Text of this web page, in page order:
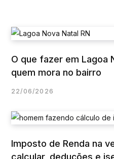
O que fazer em Lagoa
quem mora no bairro
22/06/2026
Imposto de Renda na
calcular, deduções e